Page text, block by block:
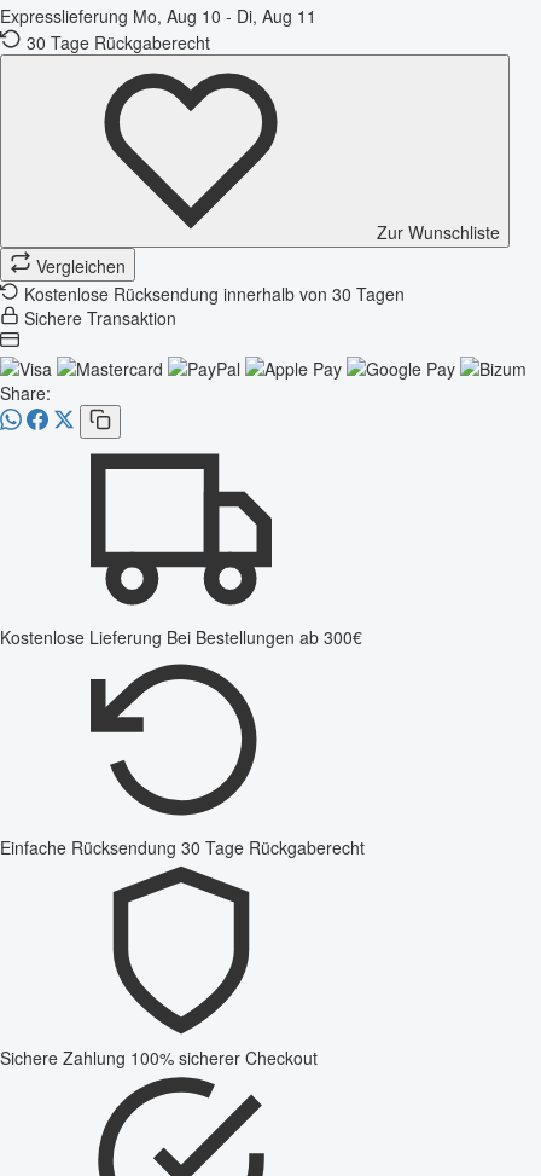
Expresslieferung Mo, Aug 10 - Di, Aug 11
30 Tage Rückgaberecht
Zur Wunschliste
Vergleichen
Kostenlose Rücksendung innerhalb von 30 Tagen
Sichere Transaktion
Share:
Kostenlose Lieferung Bei Bestellungen ab 300€
Einfache Rücksendung 30 Tage Rückgaberecht
Sichere Zahlung 100% sicherer Checkout